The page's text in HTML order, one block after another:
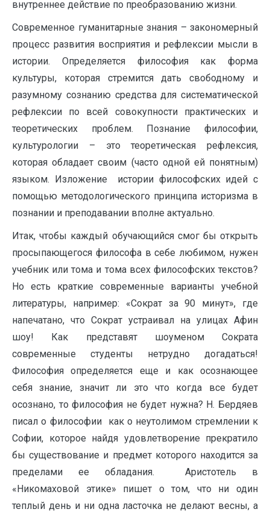
внутреннее действие по преобразованию жизни.
Современное гуманитарные знания – закономерный
процесс развития восприятия и рефлексии мысли в
истории. Определяется философия как форма
культуры, которая стремится дать свободному и
разумному сознанию средства для систематической
рефлексии по всей совокупности практических и
теоретических проблем. Познание философии,
культурологии – это теоретическая рефлексия,
которая обладает своим (часто одной ей понятным)
языком. Изложение истории философских идей с
помощью методологического принципа историзма в
познании и преподавании вполне актуально.
Итак, чтобы каждый обучающийся смог бы открыть
просыпающегося философа в себе любимом, нужен
учебник или тома и тома всех философских текстов?
Но есть краткие современные варианты учебной
литературы, например: «Сократ за 90 минут», где
напечатано, что Сократ устраивал на улицах Афин
шоу! Как представят шоуменом Сократа
современные студенты нетрудно догадаться!
Философия определяется еще и как осознающее
себя знание, значит ли это что когда все будет
осознано, то философия не будет нужна? Н. Бердяев
писал о философии как о неутолимом стремлении к
Софии, которое найдя удовлетворение прекратило
бы существование и предмет которого находится за
пределами ее обладания. Аристотель в
«Никомаховой этике» пишет о том, что ни один
теплый день и ни одна ласточка не делают весны, а